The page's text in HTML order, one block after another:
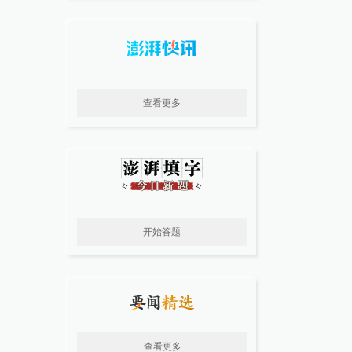
查看更多
开始答题
查看更多